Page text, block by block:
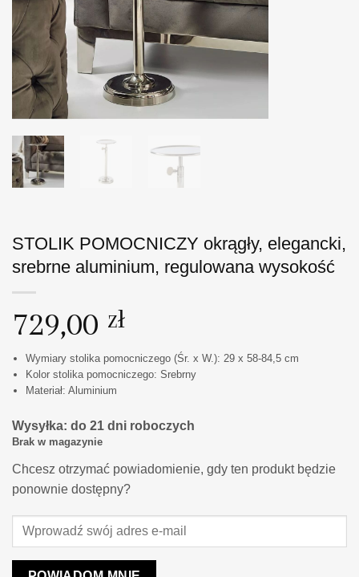
STOLIK POMOCNICZY okrągły, elegancki,
srebrne aluminium, regulowana wysokość
729,00 zł
Wymiary stolika pomocniczego (Śr. x W.): 29 x 58-84,5 cm
Kolor stolika pomocniczego: Srebrny
Materiał: Aluminium
Wysyłka: do 21 dni roboczych
Brak w magazynie
Chcesz otrzymać powiadomienie, gdy ten produkt będzie
ponownie dostępny?